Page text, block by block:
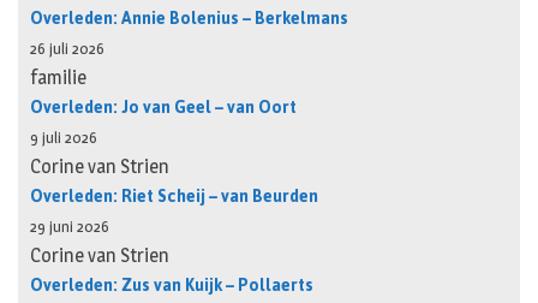
Overleden: Annie Bolenius – Berkelmans
26 juli 2026
familie
Overleden: Jo van Geel – van Oort
9 juli 2026
Corine van Strien
Overleden: Riet Scheij – van Beurden
29 juni 2026
Corine van Strien
Overleden: Zus van Kuijk – Pollaerts